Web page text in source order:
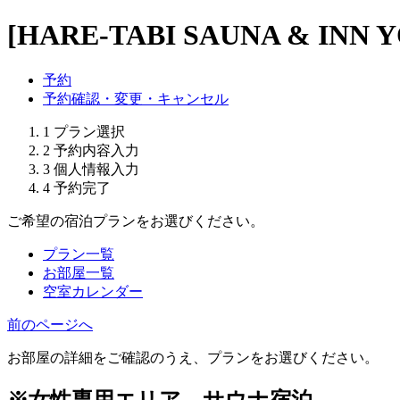
[HARE-TABI SAUNA & INN
予約
予約確認・変更・キャンセル
1 プラン選択
2 予約内容入力
3 個人情報入力
4 予約完了
ご希望の宿泊プランをお選びください。
プラン一覧
お部屋一覧
空室カレンダー
前のページへ
お部屋の詳細をご確認のうえ、プランをお選びください。